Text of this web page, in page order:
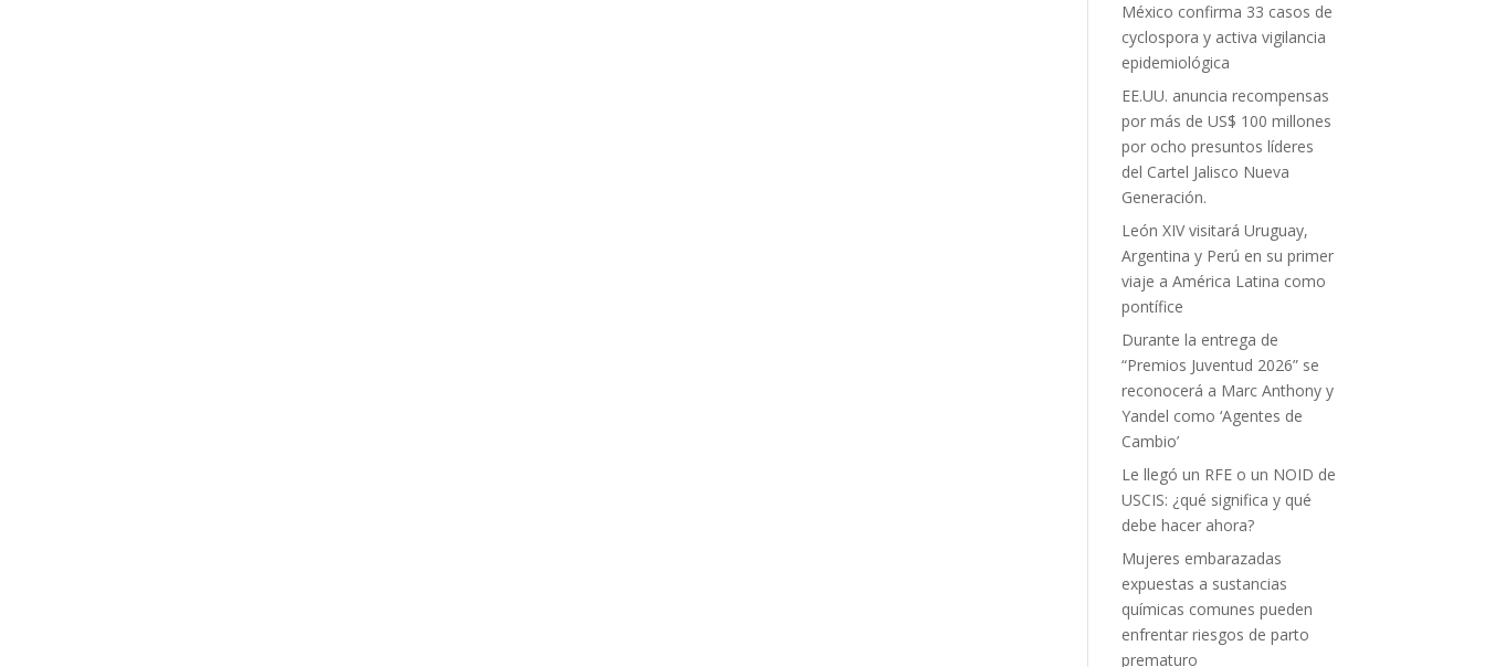
México confirma 33 casos de
cyclospora y activa vigilancia
epidemiológica
EE.UU. anuncia recompensas
por más de US$ 100 millones
por ocho presuntos líderes
del Cartel Jalisco Nueva
Generación.
León XIV visitará Uruguay,
Argentina y Perú en su primer
viaje a América Latina como
pontífice
Durante la entrega de
“Premios Juventud 2026” se
reconocerá a Marc Anthony y
Yandel como ‘Agentes de
Cambio’
Le llegó un RFE o un NOID de
USCIS: ¿qué significa y qué
debe hacer ahora?
Mujeres embarazadas
expuestas a sustancias
químicas comunes pueden
enfrentar riesgos de parto
prematuro